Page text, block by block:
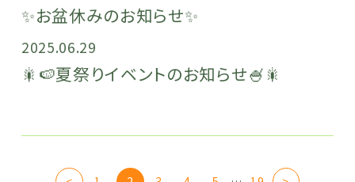
✨お盆休みのお知らせ✨
2025.06.29
🎇🍉夏祭りイベントのお知らせ🍧🎇